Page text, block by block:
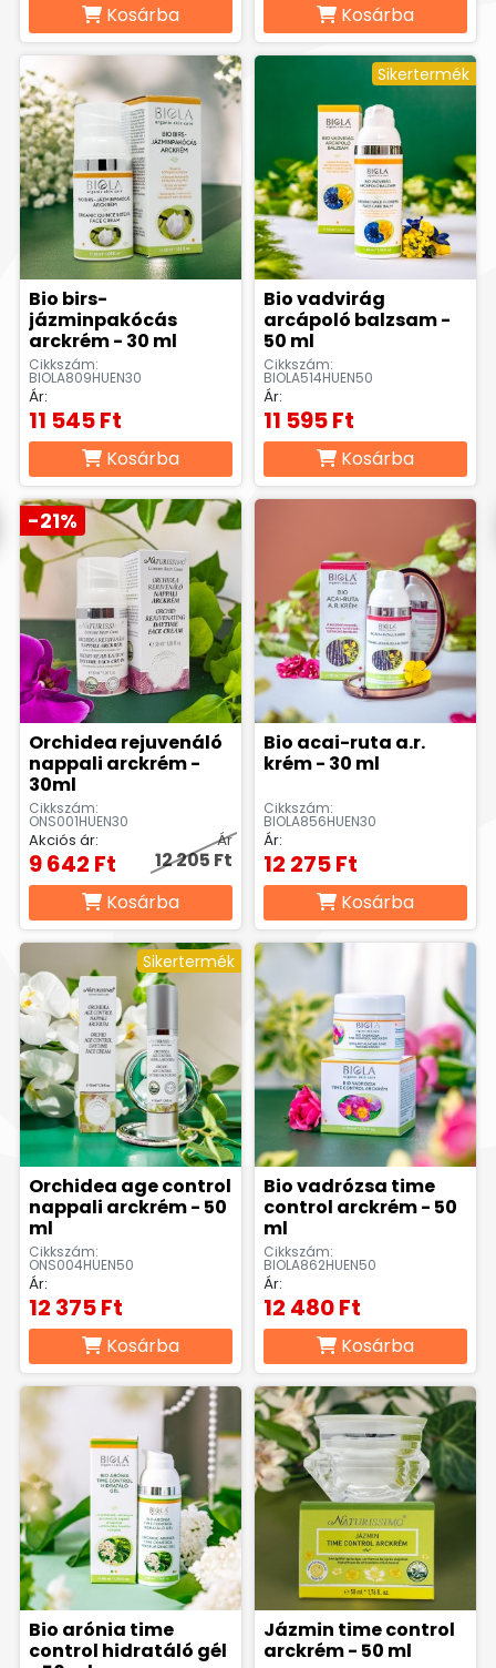
Kosárba
Kosárba
Bio birs-
jázminpakócás
arckrém - 30 ml
Cikkszám:
BIOLA809HUEN30
Ár:
11 545 Ft
Kosárba
Sikertermék
Bio vadvirág
arcápoló balzsam -
50 ml
Cikkszám:
BIOLA514HUEN50
Ár:
11 595 Ft
Kosárba
-21%
Orchidea rejuvenáló
nappali arckrém -
30ml
Cikkszám:
ONS001HUEN30
Akciós ár:
9 642 Ft
Ár
12 205 Ft
Kosárba
Bio acai-ruta a.r.
krém - 30 ml
Cikkszám:
BIOLA856HUEN30
Ár:
12 275 Ft
Kosárba
Sikertermék
Orchidea age control
nappali arckrém - 50
ml
Cikkszám:
ONS004HUEN50
Ár:
12 375 Ft
Kosárba
Bio vadrózsa time
control arckrém - 50
ml
Cikkszám:
BIOLA862HUEN50
Ár:
12 480 Ft
Kosárba
Bio arónia time
control hidratáló gél
Jázmin time control
arckrém - 50 ml